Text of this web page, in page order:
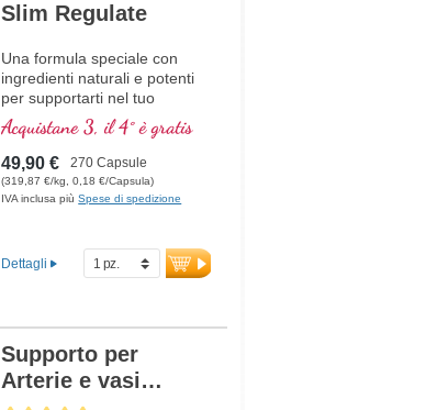
Slim Regulate
Una formula speciale con
ingredienti naturali e potenti
per supportarti nel tuo
programma di perdita di
peso.
Acquistane 3, il 4° è gratis
49,90 € 270 Capsule
(319,87 €/kg, 0,18 €/Capsula)
IVA inclusa piùSpese di spedizione
Dettagli
Supporto per
Arterie e vasi